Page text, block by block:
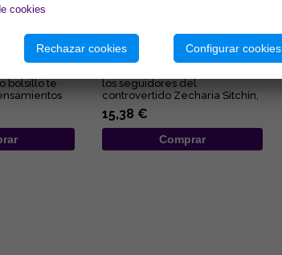
bolsillo te
Pro...
los seguidores del
controvertido Zecharia Sitchin,
pues en ella combina sus
obses...
15,38 €
Comprar
cookies
Rechazar cookies Configurar cookies